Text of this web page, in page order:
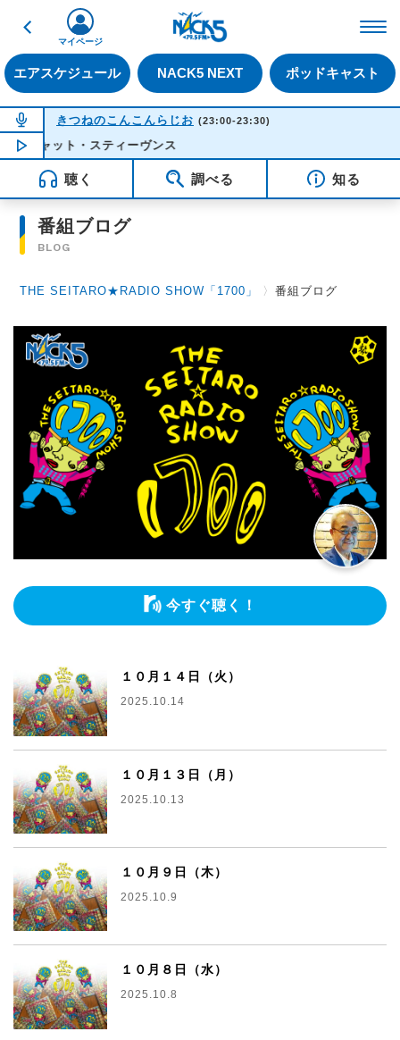
戻る
エアスケジュール NACK5 NEXT ポッドキャスト
マイページ
NOW ON AIR
きつねのこんこんらじお (23:00-23:30)
NOW PLAYING22:50
キャット・スティーヴンス
聴く 調べる 知る
番組ブログ
BLOG
THE SEITARO★RADIO SHOW「1700」 〉番組ブログ
今すぐ聴く！
１０月１４日（火）
2025.10.14
１０月１３日（月）
2025.10.13
１０月９日（木）
2025.10.9
１０月８日（水）
2025.10.8